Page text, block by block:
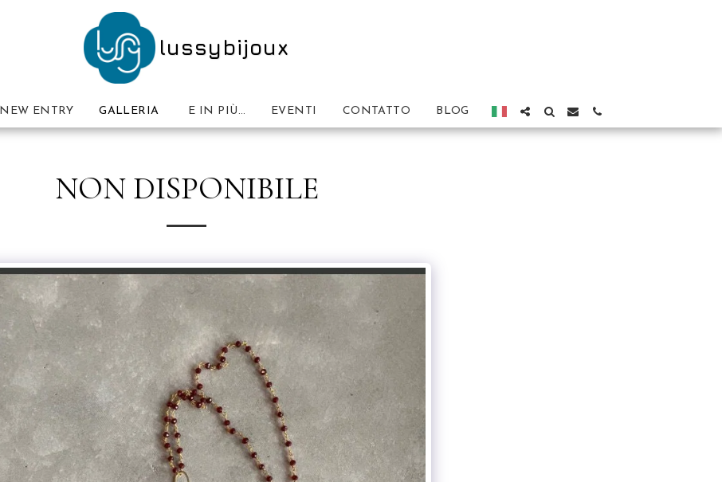
lussybijoux
NEW ENTRY GALLERIA E IN PIÙ… EVENTI CONTATTO BLOG
NON DISPONIBILE